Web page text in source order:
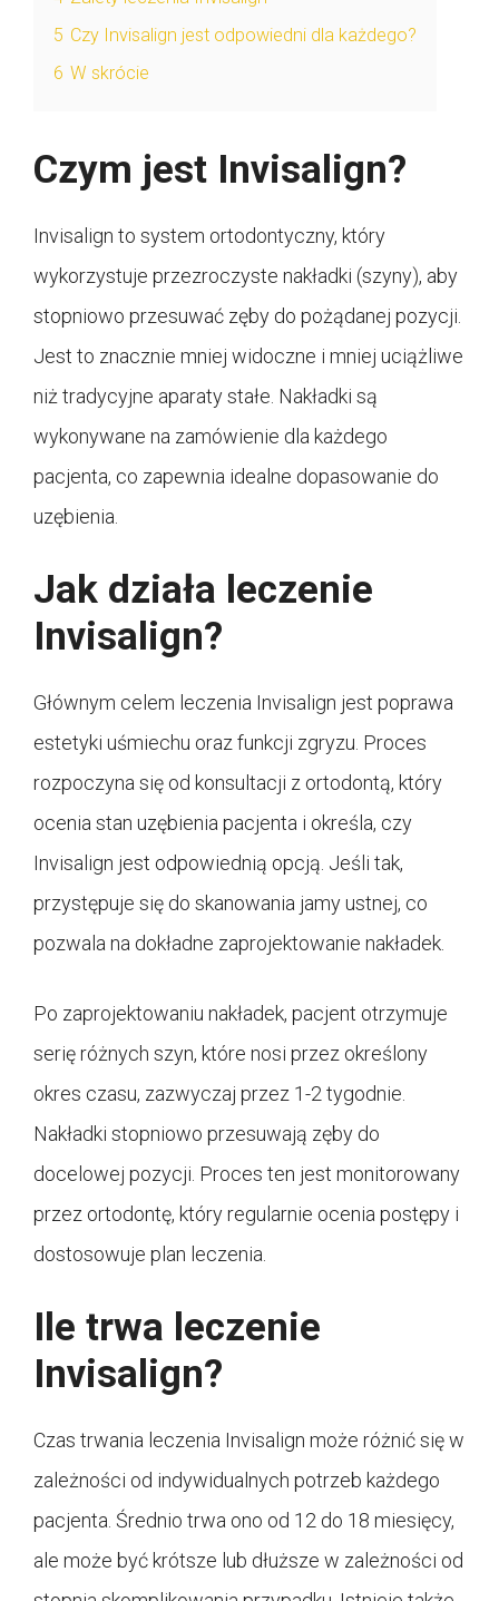
5 Czy Invisalign jest odpowiedni dla każdego?
6 W skrócie
Czym jest Invisalign?
Invisalign to system ortodontyczny, który
wykorzystuje przezroczyste nakładki (szyny), aby
stopniowo przesuwać zęby do pożądanej pozycji.
Jest to znacznie mniej widoczne i mniej uciążliwe
niż tradycyjne aparaty stałe. Nakładki są
wykonywane na zamówienie dla każdego
pacjenta, co zapewnia idealne dopasowanie do
uzębienia.
Jak działa leczenie
Invisalign?
Głównym celem leczenia Invisalign jest poprawa
estetyki uśmiechu oraz funkcji zgryzu. Proces
rozpoczyna się od konsultacji z ortodontą, który
ocenia stan uzębienia pacjenta i określa, czy
Invisalign jest odpowiednią opcją. Jeśli tak,
przystępuje się do skanowania jamy ustnej, co
pozwala na dokładne zaprojektowanie nakładek.
Po zaprojektowaniu nakładek, pacjent otrzymuje
serię różnych szyn, które nosi przez określony
okres czasu, zazwyczaj przez 1-2 tygodnie.
Nakładki stopniowo przesuwają zęby do
docelowej pozycji. Proces ten jest monitorowany
przez ortodontę, który regularnie ocenia postępy i
dostosowuje plan leczenia.
Ile trwa leczenie
Invisalign?
Czas trwania leczenia Invisalign może różnić się w
zależności od indywidualnych potrzeb każdego
pacjenta. Średnio trwa ono od 12 do 18 miesięcy,
ale może być krótsze lub dłuższe w zależności od